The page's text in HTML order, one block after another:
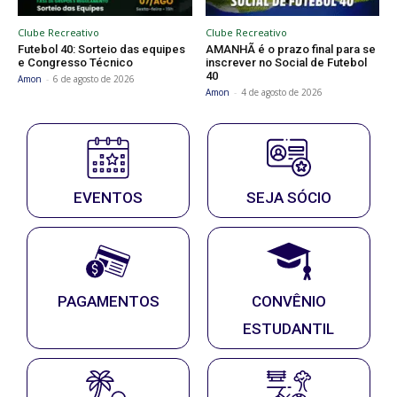
Clube Recreativo
Futebol 40: Sorteio das equipes
e Congresso Técnico
Amon - 6 de agosto de 2026
Clube Recreativo
AMANHÃ é o prazo final para se
inscrever no Social de Futebol
40
Amon - 4 de agosto de 2026
EVENTOS SEJA SÓCIO
PAGAMENTOS
CONVÊNIO
ESTUDANTIL